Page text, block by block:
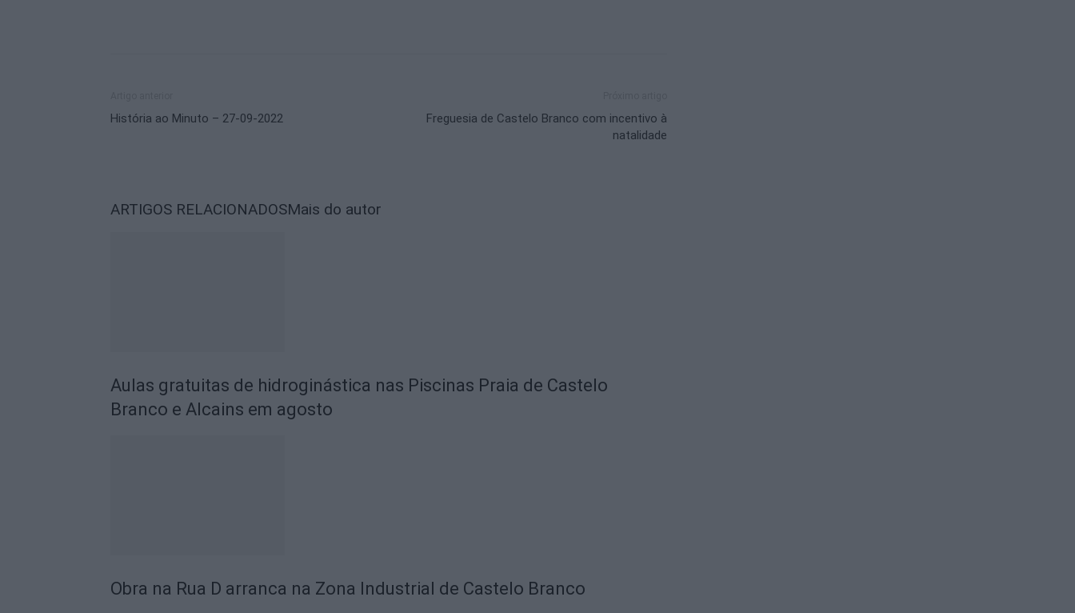
História ao Minuto – 27-09-2022
Freguesia de Castelo Branco com incentivo à
natalidade
ARTIGOS RELACIONADOSMais do autor
Aulas gratuitas de hidroginástica nas Piscinas Praia de Castelo
Branco e Alcains em agosto
Obra na Rua D arranca na Zona Industrial de Castelo Branco